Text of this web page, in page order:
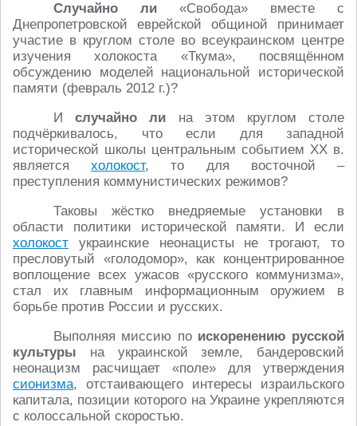
Случайно ли «Свобода» вместе с
Днепропетровской еврейской общиной принимает
участие в круглом столе во всеукраинском центре
изучения холокоста «Ткума», посвящённом
обсуждению моделей национальной исторической
памяти (февраль 2012 г.)?
Ислучайно ли на этом круглом столе
подчёркивалось, что если для западной
исторической школы центральным событием ХХ в.
являетсяхолокост, то для восточной –
преступления коммунистических режимов?
Таковы жёстко внедряемые установки в
области политики исторической памяти. И если
холокост украинские неонацисты не трогают, то
пресловутый «голодомор», как концентрированное
воплощение всех ужасов «русского коммунизма»,
стал их главным информационным оружием в
борьбе против России и русских.
Выполняя миссию по искоренению русской
культуры на украинской земле, бандеровский
неонацизм расчищает «поле» для утверждения
сионизма, отстаивающего интересы израильского
капитала, позиции которого на Украине укрепляются
с колоссальной скоростью.